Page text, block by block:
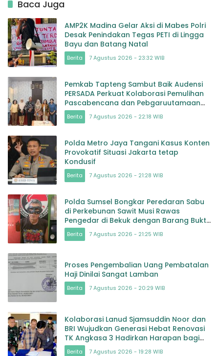
Baca Juga
AMP2K Madina Gelar Aksi di Mabes Polri
Desak Penindakan Tegas PETI di Lingga
Bayu dan Batang Natal
Berita 7 Agustus 2026 - 23:32 WIB
Pemkab Tapteng Sambut Baik Audensi
PERSADA Perkuat Kolaborasi Pemulihan
Pascabencana dan Pebgaruutamaan
Inklusi
Berita 7 Agustus 2026 - 22:18 WIB
Polda Metro Jaya Tangani Kasus Konten
Provokatif Situasi Jakarta tetap
Kondusif
Berita 7 Agustus 2026 - 21:28 WIB
Polda Sumsel Bongkar Peredaran Sabu
di Perkebunan Sawit Musi Rawas
Pengedar di Bekuk dengan Barang Bukti
Sabu dan Timbangan
Berita 7 Agustus 2026 - 21:25 WIB
Proses Pengembalian Uang Pembatalan
Haji Dinilai Sangat Lamban
Berita 7 Agustus 2026 - 20:29 WIB
Kolaborasi Lanud Sjamsuddin Noor dan
BRI Wujudkan Generasi Hebat Renovasi
TK Angkasa 3 Hadirkan Harapan bagi
masa depan Bangsa
Berita 7 Agustus 2026 - 19:28 WIB